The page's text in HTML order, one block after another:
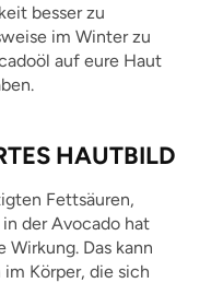
besser zu
im Winter zu
auf eure Haut
HAUTBILD
Fettsäuren,
der Avocado hat
Das kann
Körper, die sich